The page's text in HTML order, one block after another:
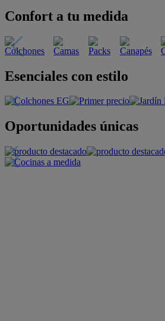
Confort a tu medida
Esenciales con estilo
Oportunidades únicas